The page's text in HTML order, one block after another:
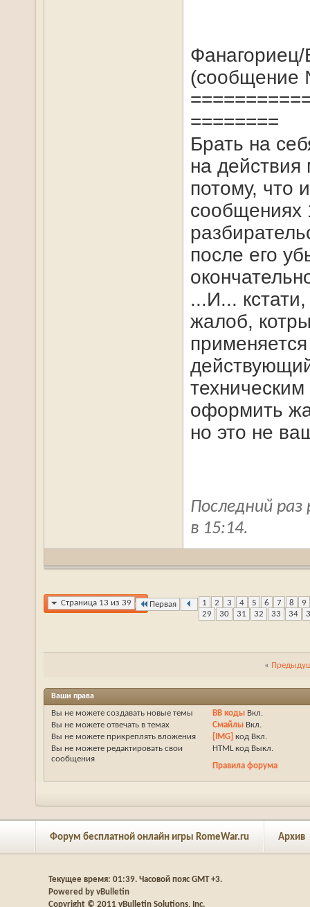
(сообщение
========
Брать на
на
потому, что
сообщениях
после его
...И...
жалоб,
оформить
но это не
Последний
в 15:14.
+ Ответить в теме
Страница 13 из 39 Первая 1 2 3 4 5 6 7 8
9
29
30 31 32 33 34
«
Ваши права
Вы не можете создавать новые темы
Вы не можете отвечать в темах
Вы не можете прикреплять вложения
Вы не можете редактировать свои
сообщения
BB коды Вкл.
Смайлы Вкл.
[IMG] код Вкл.
HTML код Выкл.
Правила форума
Форум бесплатной онлайн игры RomeWar.ru Архив
Текущее время: 01:39. Часовой пояс GMT +3.
Powered by vBulletin
Copyright © 2011 vBulletin Solutions, Inc.